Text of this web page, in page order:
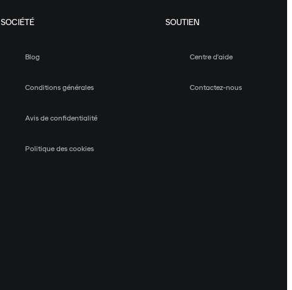
SOCIÉTÉ
Blog
Conditions générales
Avis de confidentialité
Politique des cookies
SOUTIEN
Centre d'aide
Contactez-nous